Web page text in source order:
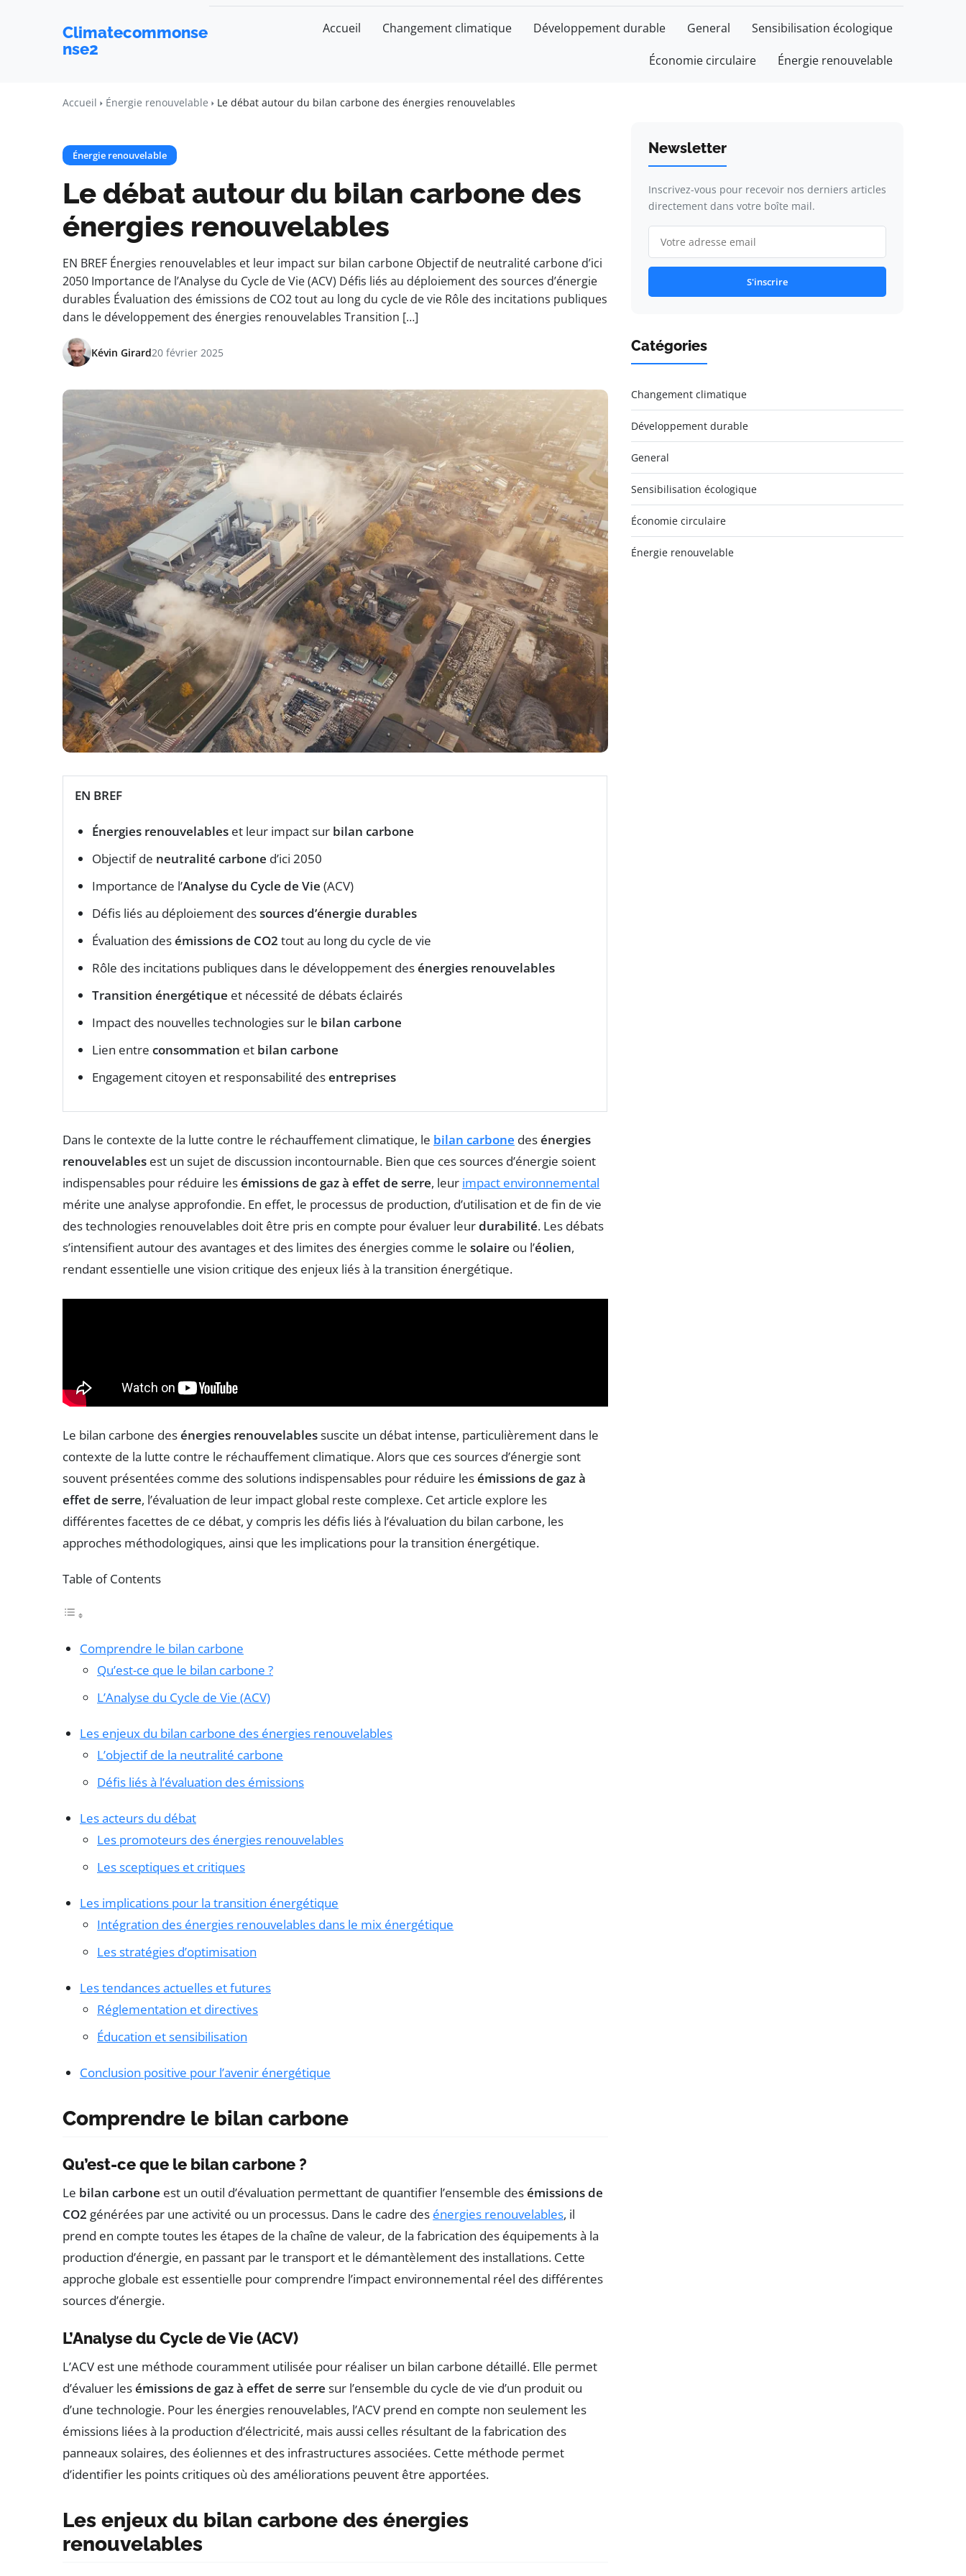
Climatecommonse
nse2
Accueil Changement climatique Développement durable General Sensibilisation écologique
Économie circulaire Énergie renouvelable
Accueil Énergie renouvelable Le débat autour du bilan carbone des énergies renouvelables
Énergie renouvelable
Le débat autour du bilan carbone des
énergies renouvelables
EN BREF Énergies renouvelables et leur impact sur bilan carbone Objectif de neutralité carbone d’ici
2050 Importance de l’Analyse du Cycle de Vie (ACV) Défis liés au déploiement des sources d’énergie
durables Évaluation des émissions de CO2 tout au long du cycle de vie Rôle des incitations publiques
dans le développement des énergies renouvelables Transition […]
Kévin Girard20 février 2025
EN BREF
Énergies renouvelables et leur impact sur bilan carbone
Objectif de neutralité carbone d’ici 2050
Importance de l’Analyse du Cycle de Vie (ACV)
Défis liés au déploiement dessources d’énergie durables
Évaluation desémissions de CO2 tout au long du cycle de vie
Rôle des incitations publiques dans le développement desénergies renouvelables
Transition énergétique et nécessité de débats éclairés
Impact des nouvelles technologies sur le bilan carbone
Lien entre consommation et bilan carbone
Engagement citoyen et responsabilité desentreprises
Dans le contexte de la lutte contre le réchauffement climatique, le bilan carbone desénergies
renouvelables est un sujet de discussion incontournable. Bien que ces sources d’énergie soient
indispensables pour réduire lesémissions de gaz à effet de serre, leur impact environnemental
mérite une analyse approfondie. En effet, le processus de production, d’utilisation et de fin de vie
des technologies renouvelables doit être pris en compte pour évaluer leurdurabilité. Les débats
s’intensifient autour des avantages et des limites des énergies comme le solaire ou l’éolien,
rendant essentielle une vision critique des enjeux liés à la transition énergétique.
Le bilan carbone desénergies renouvelablessuscite un débat intense, particulièrement dans le
contexte de la lutte contre le réchauffement climatique. Alors que ces sources d’énergie sont
souvent présentées comme des solutions indispensables pour réduire lesémissions de gaz à
effet de serre, l’évaluation de leur impact global reste complexe. Cet article explore les
différentes facettes de ce débat, y compris les défis liés à l’évaluation du bilan carbone, les
approches méthodologiques, ainsi que les implications pour la transition énergétique.
Table of Contents
Comprendre le bilan carbone
Qu’est-ce que le bilan carbone ?
L’Analyse du Cycle de Vie (ACV)
Les enjeux du bilan carbone des énergies renouvelables
L’objectif de la neutralité carbone
Défis liés à l’évaluation des émissions
Les acteurs du débat
Les promoteurs des énergies renouvelables
Les sceptiques et critiques
Les implications pour la transition énergétique
Intégration des énergies renouvelables dans le mix énergétique
Les stratégies d’optimisation
Les tendances actuelles et futures
Réglementation et directives
Éducation et sensibilisation
Conclusion positive pour l’avenir énergétique
Comprendre le bilan carbone
Qu’est-ce que le bilan carbone ?
Le bilan carbone est un outil d’évaluation permettant de quantifier l’ensemble desémissions de
CO2 générées par une activité ou un processus. Dans le cadre des énergies renouvelables, il
prend en compte toutes les étapes de la chaîne de valeur, de la fabrication des équipements à la
production d’énergie, en passant par le transport et le démantèlement des installations. Cette
approche globale est essentielle pour comprendre l’impact environnemental réel des différentes
sources d’énergie.
L’Analyse du Cycle de Vie (ACV)
L’ACV est une méthode couramment utilisée pour réaliser un bilan carbone détaillé. Elle permet
d’évaluer lesémissions de gaz à effet de serre sur l’ensemble du cycle de vie d’un produit ou
d’une technologie. Pour les énergies renouvelables, l’ACV prend en compte non seulement les
émissions liées à la production d’électricité, mais aussi celles résultant de la fabrication des
panneaux solaires, des éoliennes et des infrastructures associées. Cette méthode permet
d’identifier les points critiques où des améliorations peuvent être apportées.
Les enjeux du bilan carbone des énergies
renouvelables
Newsletter
Inscrivez-vous pour recevoir nos derniers articles
directement dans votre boîte mail.
S'inscrire
Catégories
Changement climatique
Développement durable
General
Sensibilisation écologique
Économie circulaire
Énergie renouvelable